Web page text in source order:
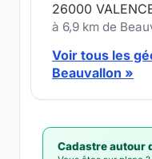
26000
à 6,9 km de
Voir tous les
Beauvallon »
Cadastre autour